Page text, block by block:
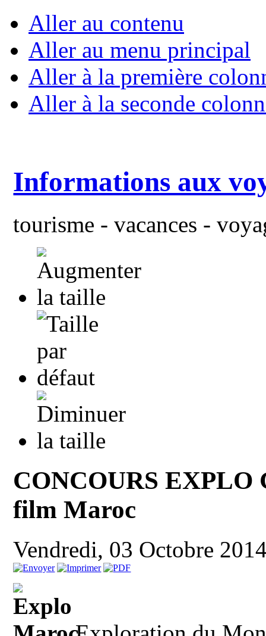
Aller au contenu
Aller au menu principal
Aller à la première
Aller à la seconde
Informations aux
tourisme - vacances -
CONCOURS EXPLO
film Maroc
Vendredi, 03 Octobre